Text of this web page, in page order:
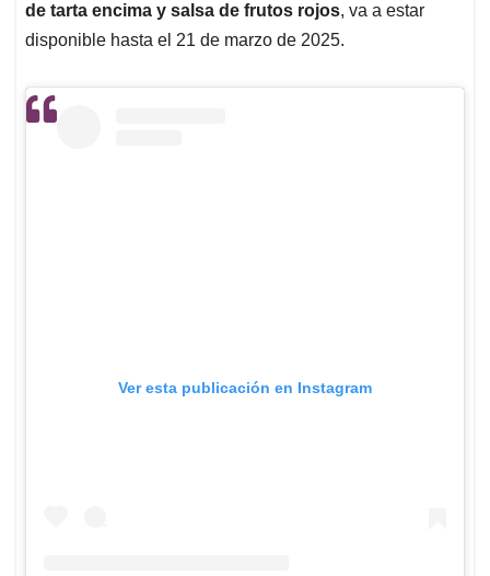
de tarta encima y salsa de frutos rojos, va a estar
disponible hasta el 21 de marzo de 2025.
Ver esta publicación en Instagram